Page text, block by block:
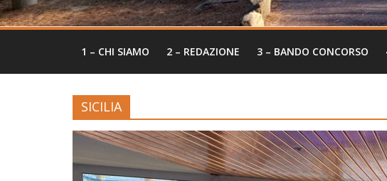
1 – CHI SIAMO 2 – REDAZIONE 3 – BANDO CONCORSO
SICILIA